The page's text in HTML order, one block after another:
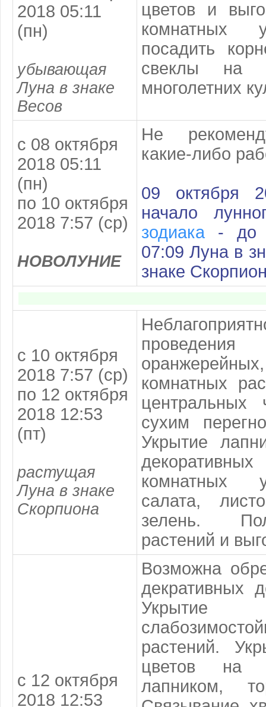
2018 05:11
(пн)
убывающая
Луна в знаке
Весов
цветов и
комнатных
посадить
свеклы на
многолетних
с 08 октября
2018 05:11
(пн)
по 10 октября
2018 7:57 (ср)
НОВОЛУНИЕ
Не
какие-либо
09 октября
начало
зодиака - до
07:09 Луна в
знаке
с 10 октября
2018 7:57 (ср)
по 12 октября
2018 12:53
(пт)
растущая
Луна в знаке
Скорпиона
комнатных
центральных
сухим
Укрытие
комнатных
салата,
зелень.
растений и
с 12 октября
2018 12:53
Возможна
декративных
растений.
цветов на
лапником,